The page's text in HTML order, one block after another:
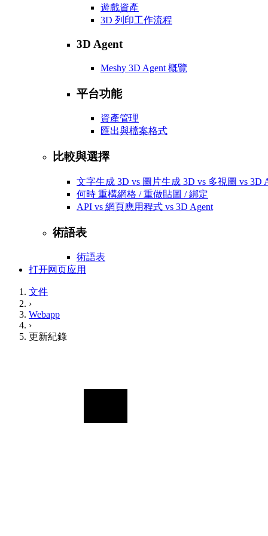
遊戲資產
3D 列印工作流程
3D Agent
Meshy 3D Agent 概覽
平台功能
資產管理
匯出與檔案格式
比較與選擇
文字生成 3D vs 圖片生成 3D vs 多視圖 vs 3D
何時 重構網格 / 重做貼圖 / 綁定
API vs 網頁應用程式 vs 3D Agent
術語表
術語表
打开网页应用
文件
›
Webapp
›
更新紀錄